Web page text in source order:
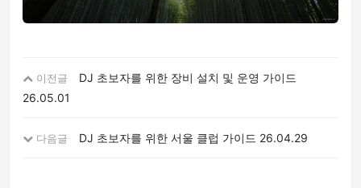
이전글
DJ 초보자를 위한 장비 설치 및 운영 가이드
26.05.01
다음글 DJ 초보자를 위한 서울 클럽 가이드 26.04.29